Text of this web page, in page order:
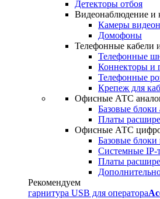
Детекторы отбоя
Видеонаблюдение и
Камеры
Домофоны
Телефонные кабели
Телефонные
Коннекторы и
Телефонные
Крепеж для
Офисные АТС
Базовые блоки
Платы
Офисные АТС
Базовые
Системные IP-
Платы
Рекомендуем
гарнитура USB для оператора